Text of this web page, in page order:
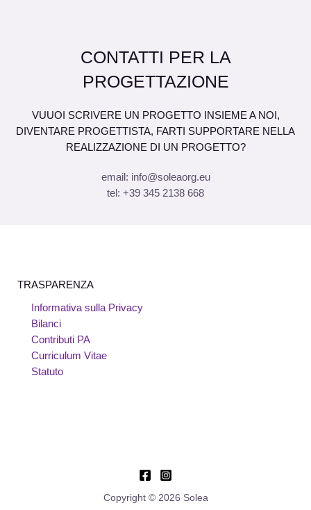
CONTATTI PER LA
PROGETTAZIONE
VUUOI SCRIVERE UN PROGETTO INSIEME A NOI,
DIVENTARE PROGETTISTA, FARTI SUPPORTARE NELLA
REALIZZAZIONE DI UN PROGETTO?
email: info@soleaorg.eu
tel: +39 345 2138 668
TRASPARENZA
Informativa sulla Privacy
Bilanci
Contributi PA
Curriculum Vitae
Statuto
Copyright © 2026 Solea